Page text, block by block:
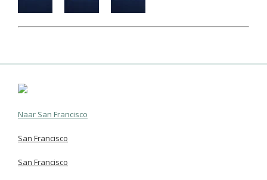
Naar San Francisco
San Francisco
San Francisco